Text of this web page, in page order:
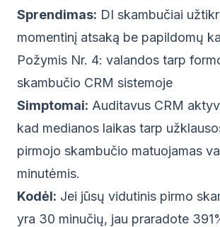
Sprendimas: DI skambučiai
momentinį atsaką be papildomų
Požymis Nr. 4: valandos tarp
skambučio CRM sistemoje
Simptomai: Auditavus CRM
kad medianos laikas tarp
pirmojo skambučio matuojamas
minutėmis.
Kodėl: Jei jūsų vidutinis pirmo
yra 30 minučių, jau praradote